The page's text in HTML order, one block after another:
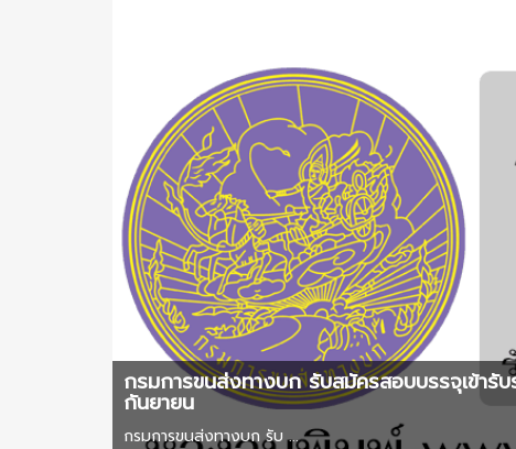
กรมการขนส่งทางบก รับสมัครสอบบรรจุเข้า
กันยายน
กรมการขนส่งทางบก รับ ...